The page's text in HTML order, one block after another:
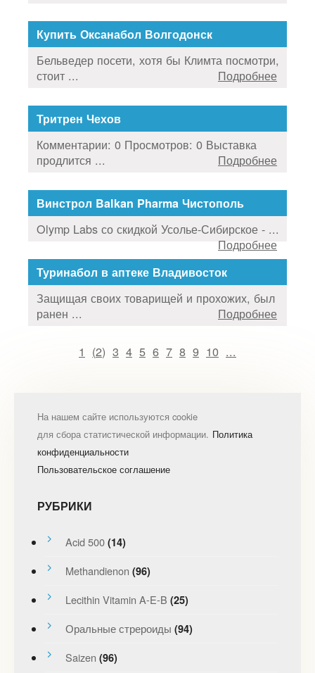
Купить Оксанабол Волгодонск
Бельведер посети, хотя бы Климта посмотри,
стоит ...
Подробнее
Тритрен Чехов
Комментарии: 0 Просмотров: 0 Выставка
продлится ...
Подробнее
Винстрол Balkan Pharma Чистополь
Olymp Labs со скидкой Усолье-Сибирское - ...
Подробнее
Туринабол в аптеке Владивосток
Защищая своих товарищей и прохожих, был
ранен ...
Подробнее
1 (2) 3 4 5 6 7 8 9 10 ...
На нашем сайте используются cookie
для сбора статистической информации. Политика
конфиденциальности
Пользовательское соглашение
РУБРИКИ
Acid 500 (14)
Methandienon (96)
Lecithin Vitamin A-E-B (25)
Оральные стрероиды (94)
Saizen (96)